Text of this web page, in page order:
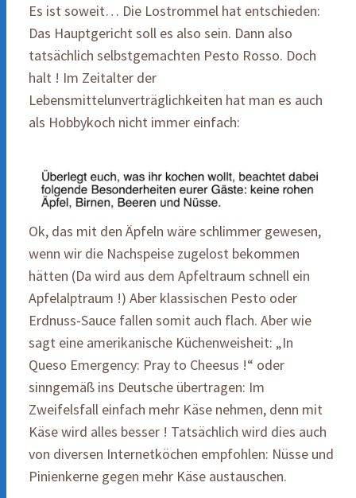
Es ist soweit… Die Lostrommel hat entschieden:
Das Hauptgericht soll es also sein. Dann also
tatsächlich selbstgemachten Pesto Rosso. Doch
halt ! Im Zeitalter der
Lebensmittelunverträglichkeiten hat man es auch
als Hobbykoch nicht immer einfach:
Ok, das mit den Äpfeln wäre schlimmer gewesen,
wenn wir die Nachspeise zugelost bekommen
hätten (Da wird aus dem Apfeltraum schnell ein
Apfelalptraum !) Aber klassischen Pesto oder
Erdnuss-Sauce fallen somit auch flach. Aber wie
sagt eine amerikanische Küchenweisheit: „In
Queso Emergency: Pray to Cheesus !“ oder
sinngemäß ins Deutsche übertragen: Im
Zweifelsfall einfach mehr Käse nehmen, denn mit
Käse wird alles besser ! Tatsächlich wird dies auch
von diversen Internetköchen empfohlen: Nüsse und
Pinienkerne gegen mehr Käse austauschen.